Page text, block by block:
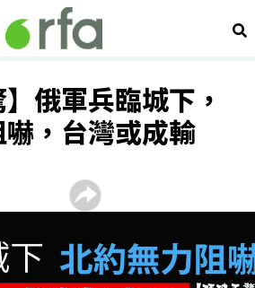
搜
】俄軍兵臨城下，
，台灣或成輸